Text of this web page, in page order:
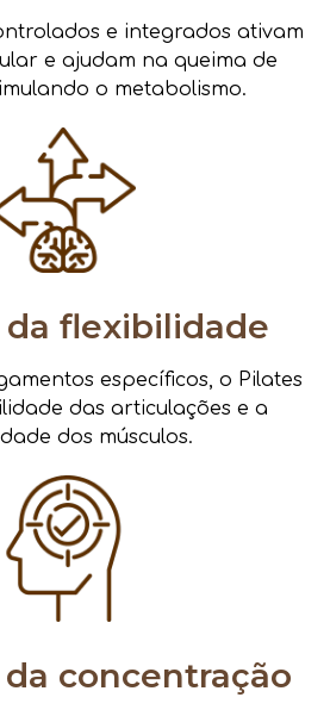
e integrados ativam
e ajudam na queima de
o metabolismo.
da flexibilidade
específicos, o Pilates
das articulações e a
dos músculos.
concentração